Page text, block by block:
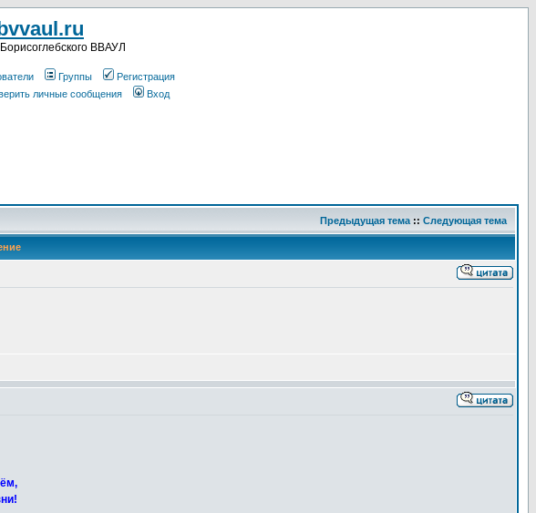
ВВАУЛ
Группы
Регистрация
личные сообщения Вход
Предыдущая тема :: Следующая тема